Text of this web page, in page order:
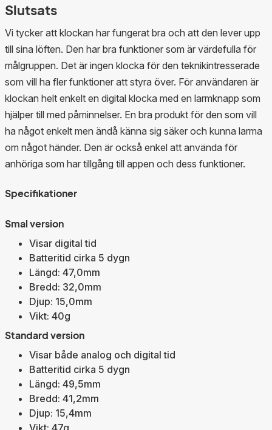
Slutsats
Vi tycker att klockan har fungerat bra och att den lever upp
till sina löften. Den har bra funktioner som är värdefulla för
målgruppen. Det är ingen klocka för den teknikintresserade
som vill ha fler funktioner att styra över. För användaren är
klockan helt enkelt en digital klocka med en larmknapp som
hjälper till med påminnelser. En bra produkt för den som vill
ha något enkelt men ändå känna sig säker och kunna larma
om något händer. Den är också enkel att använda för
anhöriga som har tillgång till appen och dess funktioner.
Specifikationer
Smal version
Visar digital tid
Batteritid cirka 5 dygn
Längd: 47,0mm
Bredd: 32,0mm
Djup: 15,0mm
Vikt: 40g
Standard version
Visar både analog och digital tid
Batteritid cirka 5 dygn
Längd: 49,5mm
Bredd: 41,2mm
Djup: 15,4mm
Vikt: 47g